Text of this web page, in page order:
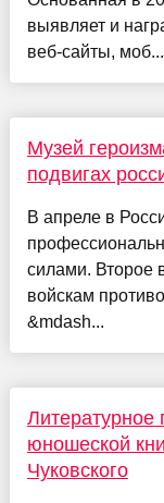
выявляет и
веб-сайты, моб...
Музей
подвигах
В апреле в
силами. Второе
войскам
&mdash...
Литературное
юношеской
Чуковского